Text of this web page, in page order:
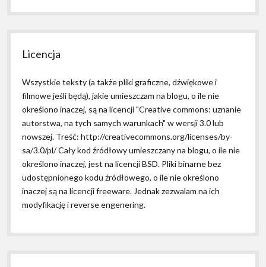
Licencja
Wszystkie teksty (a także pliki graficzne, dźwiękowe i
filmowe jeśli będą), jakie umieszczam na blogu, o ile nie
określono inaczej, są na licencji "Creative commons: uznanie
autorstwa, na tych samych warunkach" w wersji 3.0 lub
nowszej. Treść: http://creativecommons.org/licenses/by-
sa/3.0/pl/ Cały kod źródłowy umieszczany na blogu, o ile nie
określono inaczej, jest na licencji BSD. Pliki binarne bez
udostępnionego kodu źródłowego, o ile nie określono
inaczej są na licencji freeware. Jednak zezwalam na ich
modyfikację i reverse engenering.